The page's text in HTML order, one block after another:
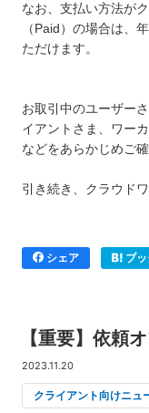
なお、支払い方法が
（Paid）の場合は、
ただけます。
お取引中のユーザー
イアントさま、ワー
などをあらかじめご
引き続き、クラウド
シェア ブ
【重要】依頼
2023.11.20
クライアント向けニュ